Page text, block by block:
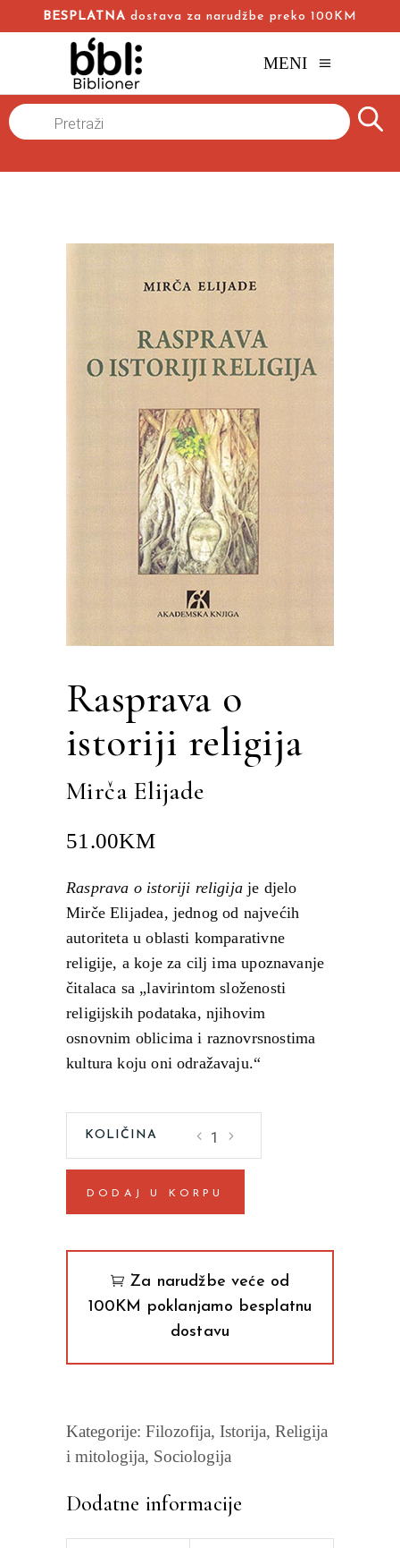
BESPLATNA dostava za narudžbe preko 100KM
MENI
Naslovna/Online knjižara/FilozofijaIstorija
Religija i mitologija
Products
search
Rasprava o
istoriji religija
Mirča Elijade
51.00KM
Rasprava o istoriji religija je djelo
Mirče Elijadea, jednog od najvećih
autoriteta u oblasti komparativne
religije, a koje za cilj ima upoznavanje
čitalaca sa „lavirintom složenosti
religijskih podataka, njihovim
osnovnim oblicima i raznovrsnostima
kultura koju oni odražavaju.“
istoriji
religija
DODAJ U KORPU
Za narudžbe veće od
100KM poklanjamo besplatnu
dostavu
Kategorije: Filozofija, Istorija, Religija
i mitologija, Sociologija
Dodatne informacije